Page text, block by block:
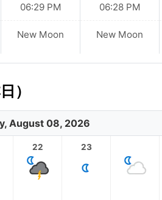
06:29 PM
New Moon
06:28 PM
New Moon
）
August 08, 2026
22 23